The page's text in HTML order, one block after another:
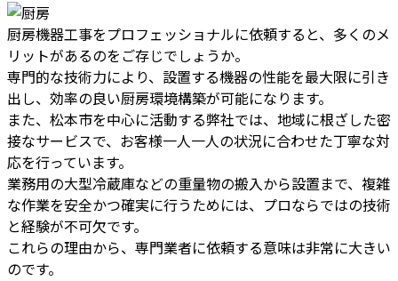
厨房機器工事をプロフェッショナルに依頼すると、多くのメ
リットがあるのをご存じでしょうか。
専門的な技術力により、設置する機器の性能を最大限に引き
出し、効率の良い厨房環境構築が可能になります。
また、松本市を中心に活動する弊社では、地域に根ざした密
接なサービスで、お客様一人一人の状況に合わせた丁寧な対
応を行っています。
業務用の大型冷蔵庫などの重量物の搬入から設置まで、複雑
な作業を安全かつ確実に行うためには、プロならではの技術
と経験が不可欠です。
これらの理由から、専門業者に依頼する意味は非常に大きい
のです。